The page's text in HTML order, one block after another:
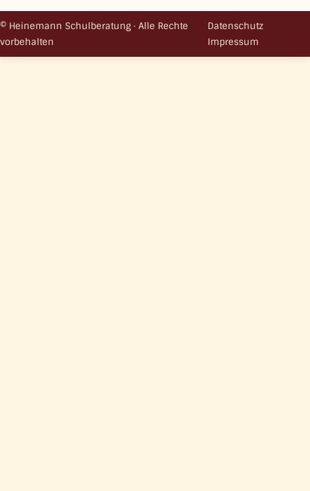
© Heinemann Schulberatung · Alle Rechte
vorbehalten
Datenschutz
Impressum